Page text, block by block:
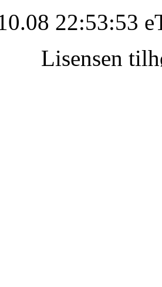
22:53:53
Lisensen